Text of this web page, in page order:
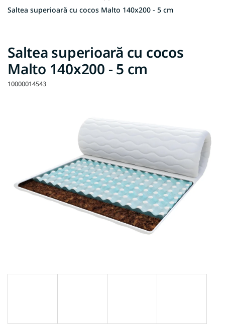
Saltea superioară cu cocos Malto 140x200 - 5 cm
Saltea superioară cu cocos
Malto 140x200 - 5 cm
10000014543